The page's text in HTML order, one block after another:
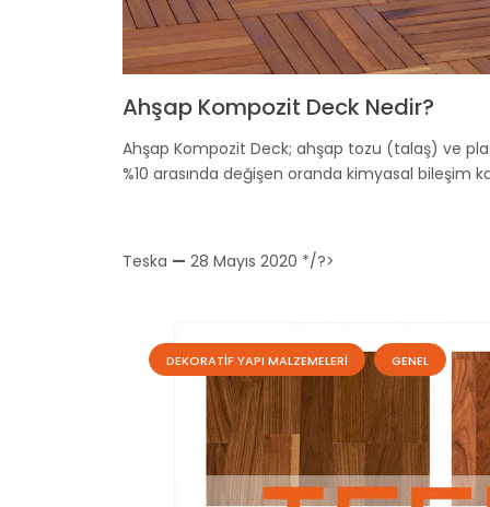
Ahşap Kompozit Deck Nedir?
Ahşap Kompozit Deck; ahşap tozu (talaş) ve
%10 arasında değişen oranda kimyasal bileşim
Teska — 28 Mayıs 2020 */?>
DEKORATIF YAPI MALZEMELERI GENEL